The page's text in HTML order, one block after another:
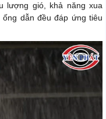
lượng gió, khả năng xua
dẫn đều đáp ứng tiêu